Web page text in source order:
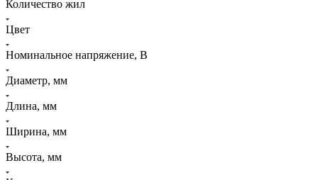
Количество жил
Цвет
Номинальное напряжение, В
Диаметр, мм
Длина, мм
Ширина, мм
Высота, мм